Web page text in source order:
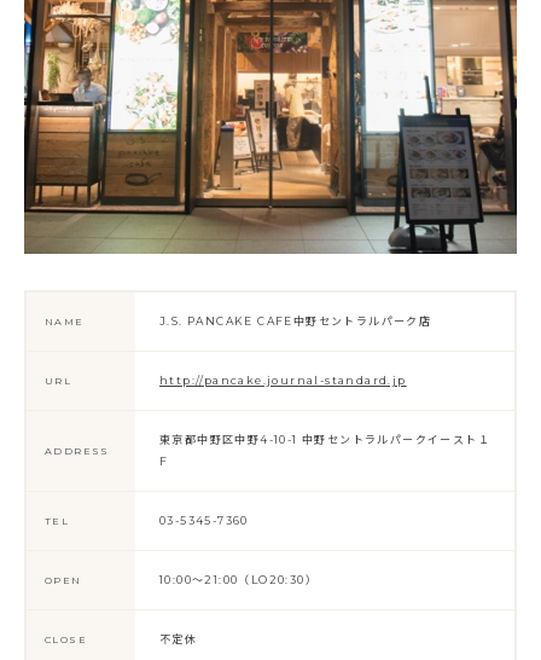
NAME J.S. PANCAKE CAFE中野セントラルパーク店
URL http://pancake.journal-standard.jp
ADDRESS
東京都中野区中野4-10-1 中野セントラルパークイースト１
F
TEL 03-5345-7360
OPEN 10:00〜21:00（LO20:30）
CLOSE 不定休